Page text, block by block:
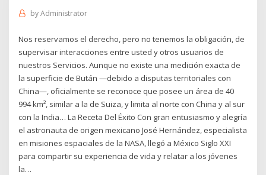
byAdministrator
Nos reservamos el derecho, pero no tenemos la obligación, de
supervisar interacciones entre usted y otros usuarios de
nuestros Servicios. Aunque no existe una medición exacta de
la superficie de Bután —debido a disputas territoriales con
China—, oficialmente se reconoce que posee un área de 40
994 km², similar a la de Suiza, y limita al norte con China y al sur
con la India… La Receta Del Éxito Con gran entusiasmo y alegría
el astronauta de origen mexicano José Hernández, especialista
en misiones espaciales de la NASA, llegó a México Siglo XXI
para compartir su experiencia de vida y relatar a los jóvenes
la…